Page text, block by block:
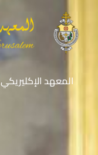
المعهد الإكليريكي